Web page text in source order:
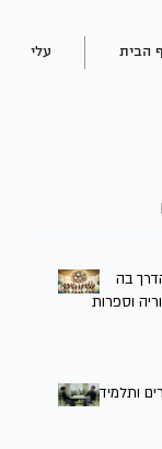
הבית עלי
בה
וספרות
ותלמידים